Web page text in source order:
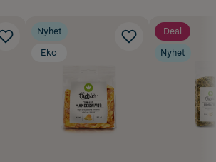
Nyhet
Eko
Deal
Nyhet